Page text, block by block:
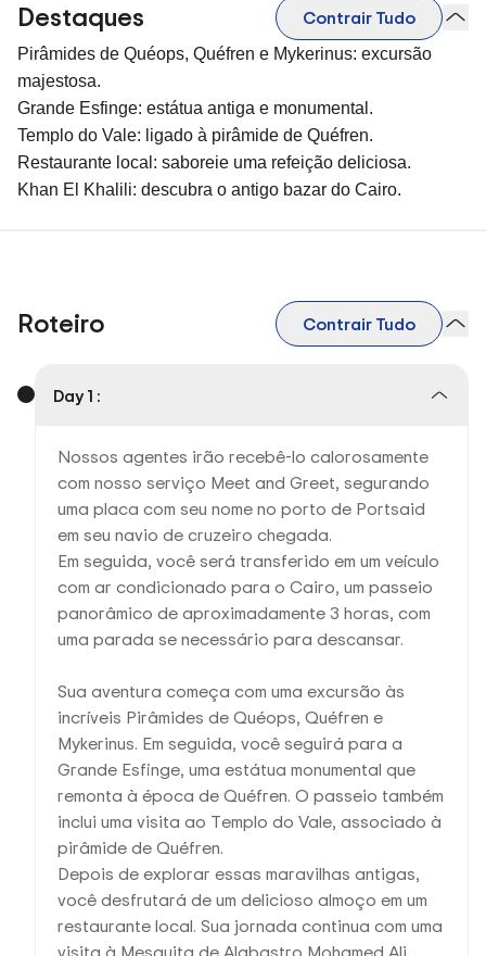
Destaques Contrair Tudo
Pirâmides de Quéops, Quéfren e Mykerinus: excursão
majestosa.
Grande Esfinge: estátua antiga e monumental.
Templo do Vale: ligado à pirâmide de Quéfren.
Restaurante local: saboreie uma refeição deliciosa.
Khan El Khalili: descubra o antigo bazar do Cairo.
Roteiro Contrair Tudo
Day 1 :
Nossos agentes irão recebê-lo calorosamente
com nosso serviço Meet and Greet, segurando
uma placa com seu nome no porto de Portsaid
em seu navio de cruzeiro chegada.
Em seguida, você será transferido em um veículo
com ar condicionado para o Cairo, um passeio
panorâmico de aproximadamente 3 horas, com
uma parada se necessário para descansar.
Sua aventura começa com uma excursão às
incríveis Pirâmides de Quéops, Quéfren e
Mykerinus. Em seguida, você seguirá para a
Grande Esfinge, uma estátua monumental que
remonta à época de Quéfren. O passeio também
inclui uma visita ao Templo do Vale, associado à
pirâmide de Quéfren.
Depois de explorar essas maravilhas antigas,
você desfrutará de um delicioso almoço em um
restaurante local. Sua jornada continua com uma